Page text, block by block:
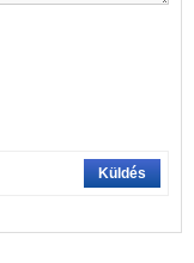
Küldés